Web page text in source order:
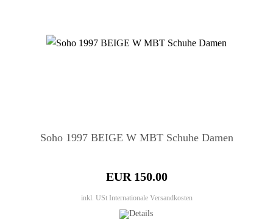
Soho 1997 BEIGE W MBT Schuhe Damen
EUR 150.00
inkl. USt Internationale Versandkosten